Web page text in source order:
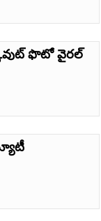
ఫొటో వైరల్‌